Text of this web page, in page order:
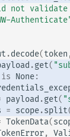
not
.decode(token
.get(
is None:
payload .get(
= scope.split
TokenData(
,